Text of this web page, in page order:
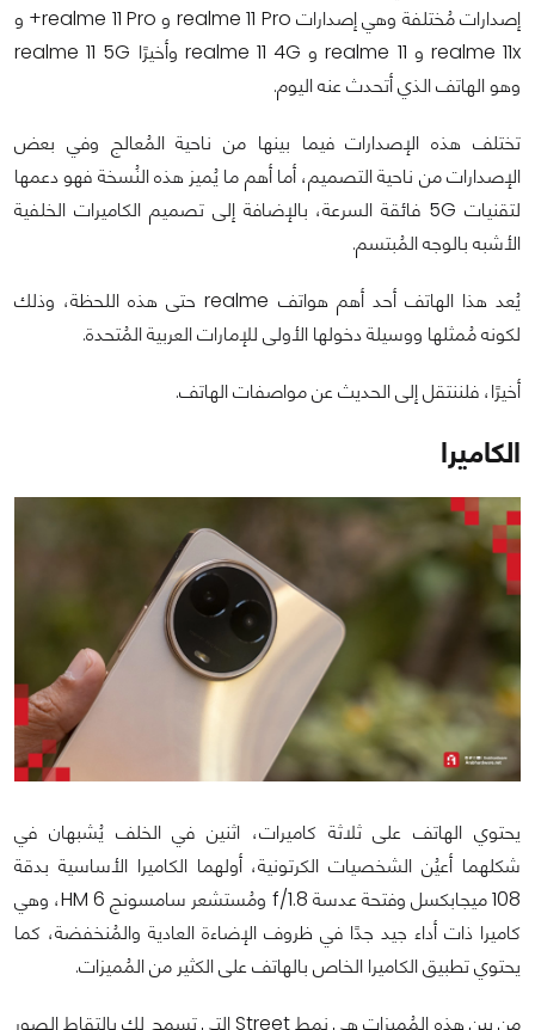
إصدارات مُختلفة وهي إصدارات realme 11 Pro و realme 11 Pro+ و
realme 11x و realme 11 و realme 11 4G وأخيرًا realme 11 5G
وهو الهاتف الذي أتحدث عنه اليوم.
تختلف هذه الإصدارات فيما بينها من ناحية المُعالج وفي بعض
الإصدارات من ناحية التصميم، أما أهم ما يُميز هذه النُسخة فهو دعمها
لتقنيات 5G فائقة السرعة، بالإضافة إلى تصميم الكاميرات الخلفية
الأشبه بالوجه المُبتسم.
يُعد هذا الهاتف أحد أهم هواتف realme حتى هذه اللحظة، وذلك
لكونه مُمثلها ووسيلة دخولها الأولى للإمارات العربية المُتحدة.
أخيرًا، فلننتقل إلى الحديث عن مواصفات الهاتف.
الكاميرا
يحتوي الهاتف على ثلاثة كاميرات، اثنين في الخلف يُشبهان في
شكلهما أعيُن الشخصيات الكرتونية، أولهما الكاميرا الأساسية بدقة
108 ميجابكسل وفتحة عدسة f/1.8 ومُستشعر سامسونج HM 6، وهي
كاميرا ذات أداء جيد جدًا في ظروف الإضاءة العادية والمُنخفضة، كما
يحتوي تطبيق الكاميرا الخاص بالهاتف على الكثير من المُميزات.
من بين هذه المُميزات هي نمط Street التي تسمح لك بالتقاط الصور